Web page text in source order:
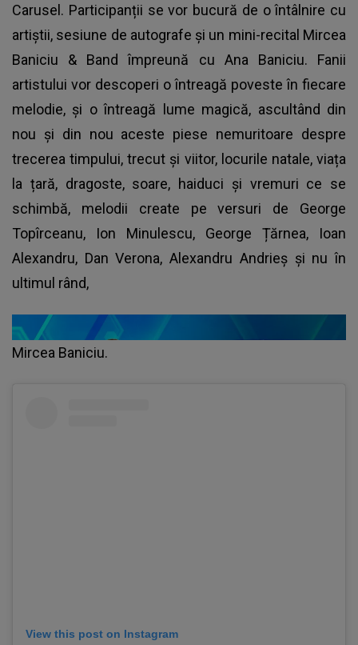
Carusel. Participanții se vor bucură de o întâlnire cu
artiștii, sesiune de autografe și un mini-recital Mircea
Baniciu & Band împreună cu Ana Baniciu. Fanii
artistului vor descoperi o întreagă poveste în fiecare
melodie, și o întreagă lume magică, ascultând din
nou și din nou aceste piese nemuritoare despre
trecerea timpului, trecut și viitor, locurile natale, viața
la țară, dragoste, soare, haiduci și vremuri ce se
schimbă, melodii create pe versuri de George
Topîrceanu, Ion Minulescu, George Țărnea, Ioan
Alexandru, Dan Verona, Alexandru Andrieș și nu în
ultimul rând,
Mircea Baniciu.
View this post on Instagram